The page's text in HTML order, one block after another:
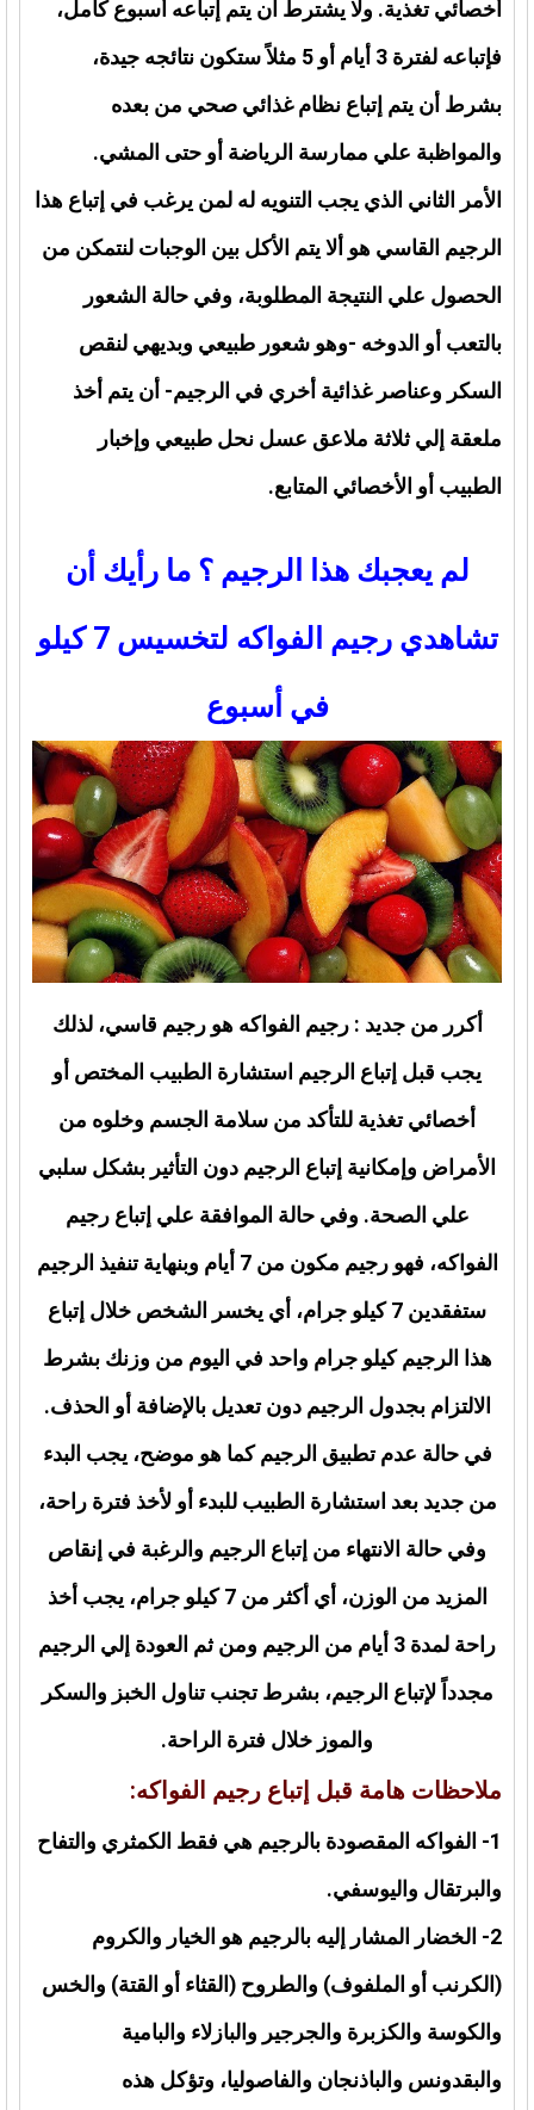
أخصائي تغذية. ولا يشترط ان يتم إتباعه أسبوع كامل،
فإتباعه لفترة 3 أيام أو 5 مثلاً ستكون نتائجه جيدة،
بشرط أن يتم إتباع نظام غذائي صحي من بعده
والمواظبة علي ممارسة الرياضة أو حتى المشي.
الأمر الثاني الذي يجب التنويه له لمن يرغب في إتباع هذا
الرجيم القاسي هو ألا يتم الأكل بين الوجبات لنتمكن من
الحصول علي النتيجة المطلوبة، وفي حالة الشعور
بالتعب أو الدوخه -وهو شعور طبيعي وبديهي لنقص
السكر وعناصر غذائية أخري في الرجيم- أن يتم أخذ
ملعقة إلي ثلاثة ملاعق عسل نحل طبيعي وإخبار
الطبيب أو الأخصائي المتابع.
لم يعجبك هذا الرجيم ؟ ما رأيك أن
تشاهدي رجيم الفواكه لتخسيس 7 كيلو
في أسبوع
أكرر من جديد : رجيم الفواكه هو رجيم قاسي، لذلك
يجب قبل إتباع الرجيم استشارة الطبيب المختص أو
أخصائي تغذية للتأكد من سلامة الجسم وخلوه من
الأمراض وإمكانية إتباع الرجيم دون التأثير بشكل سلبي
علي الصحة. وفي حالة الموافقة علي إتباع رجيم
الفواكه، فهو رجيم مكون من 7 أيام وبنهاية تنفيذ الرجيم
ستفقدين 7 كيلو جرام، أي يخسر الشخص خلال إتباع
هذا الرجيم كيلو جرام واحد في اليوم من وزنك بشرط
الالتزام بجدول الرجيم دون تعديل بالإضافة أو الحذف.
في حالة عدم تطبيق الرجيم كما هو موضح، يجب البدء
من جديد بعد استشارة الطبيب للبدء أو لأخذ فترة راحة،
وفي حالة الانتهاء من إتباع الرجيم والرغبة في إنقاص
المزيد من الوزن، أي أكثر من 7 كيلو جرام، يجب أخذ
راحة لمدة 3 أيام من الرجيم ومن ثم العودة إلي الرجيم
مجدداً لإتباع الرجيم، بشرط تجنب تناول الخبز والسكر
والموز خلال فترة الراحة.
ملاحظات هامة قبل إتباع رجيم الفواكه:
1- الفواكه المقصودة بالرجيم هي فقط الكمثري والتفاح
والبرتقال واليوسفي.
2- الخضار المشار إليه بالرجيم هو الخيار والكروم
(الكرنب أو الملفوف) والطروح (القثاء أو القتة) والخس
والكوسة والكزبرة والجرجير والبازلاء والبامية
والبقدونس والباذنجان والفاصوليا، وتؤكل هذه